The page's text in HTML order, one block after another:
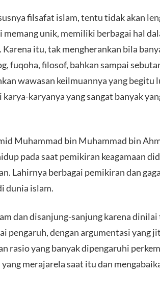
filsafat islam, tentu tidak akan
unik, memiliki berbagai hal
itu, tak mengherankan bila
fuqoha, filosof, bahkan sampai
wawasan keilmuannya yang begitu
karyanya yang sangat banyak
Muhammad bin Muhammad bin
pada saat pemikiran keagamaan
Lahirnya berbagai pemikiran dan
dunia islam.
dan disanjung-sanjung karena dinilai
pengaruh, dengan argumentasi yang
rasio yang banyak dipengaruhi
merajarela saat itu dan